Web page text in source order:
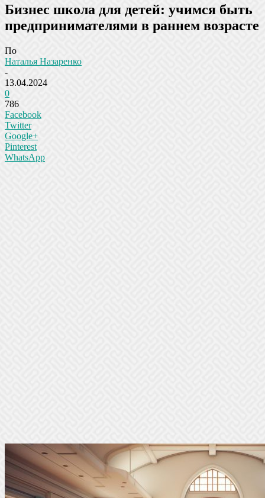
Бизнес школа для детей: учимся быть
предпринимателями в раннем возрасте
По
Наталья Назаренко
-
13.04.2024
0
786
Facebook
Twitter
Google+
Pinterest
WhatsApp